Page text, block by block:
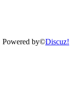
Powered by©Discuz!